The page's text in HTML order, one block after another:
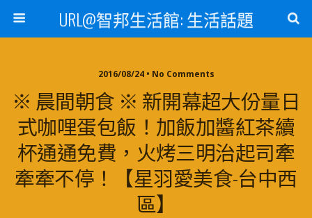
URL@智邦生活館: 生活話題
2016/08/24 • No Comments
※ 晨間朝食 ※ 新開幕超大份量日
式咖哩蛋包飯！加飯加醬紅茶續
杯通通免費，火烤三明治起司牽
牽牽不停！【星羽愛美食-台中西
區】